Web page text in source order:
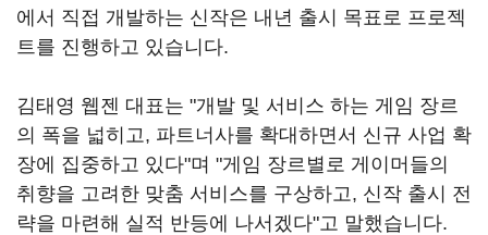
에서 직접 개발하는 신작은 내년 출시 목표로 프로젝
트를 진행하고 있습니다.
김태영 웹젠 대표는 "개발 및 서비스 하는 게임 장르
의 폭을 넓히고, 파트너사를 확대하면서 신규 사업 확
장에 집중하고 있다"며 "게임 장르별로 게이머들의
취향을 고려한 맞춤 서비스를 구상하고, 신작 출시 전
략을 마련해 실적 반등에 나서겠다"고 말했습니다.